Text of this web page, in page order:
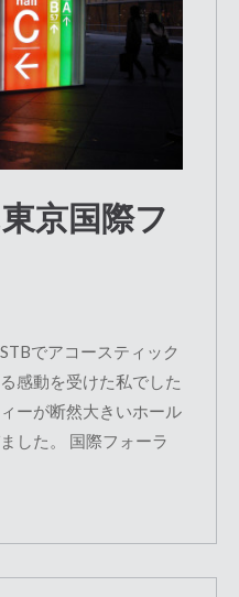
京国際フ
でアコースティック
感動を受けた私でした
ーが断然大きいホール
した。 国際フォーラ